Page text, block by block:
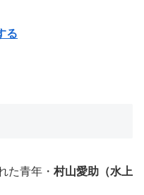
る
た青年・ 村山愛助（水上